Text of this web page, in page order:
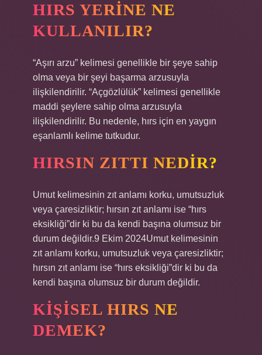
HIRS YERINE NE
KULLANILIR?
“Aşırı arzu” kelimesi genellikle bir şeye sahip
olma veya bir şeyi başarma arzusuyla
ilişkilendirilir. “Açgözlülük” kelimesi genellikle
maddi şeylere sahip olma arzusuyla
ilişkilendirilir. Bu nedenle, hırs için en yaygın
eşanlamlı kelime tutkudur.
HIRSIN ZITTI NEDIR?
Umut kelimesinin zıt anlamı korku, umutsuzluk
veya çaresizliktir; hırsın zıt anlamı ise “hırs
eksikliği”dir ki bu da kendi başına olumsuz bir
durum değildir.9 Ekim 2024Umut kelimesinin
zıt anlamı korku, umutsuzluk veya çaresizliktir;
hırsın zıt anlamı ise “hırs eksikliği”dir ki bu da
kendi başına olumsuz bir durum değildir.
KIŞISEL HIRS NE
DEMEK?